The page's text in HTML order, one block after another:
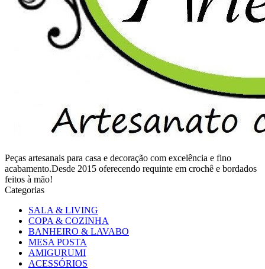
Peças artesanais para casa e decoração com excelência e fino
acabamento.Desde 2015 oferecendo requinte em crochê e bordados
feitos à mão!
Categorias
SALA & LIVING
COPA & COZINHA
BANHEIRO & LAVABO
MESA POSTA
AMIGURUMI
ACESSÓRIOS